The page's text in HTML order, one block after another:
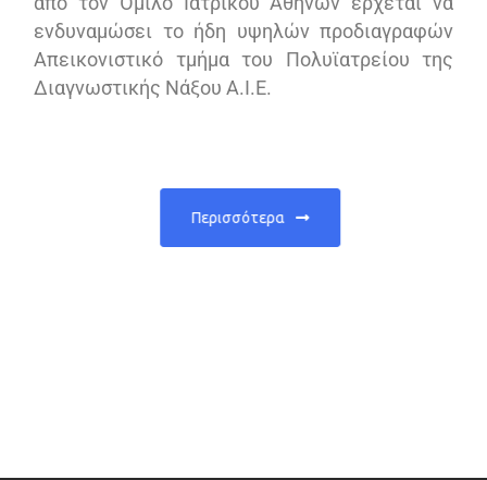
ενδυναμώσει το ήδη υψηλών προδιαγραφών
Απεικονιστικό τμήμα τoυ Πολυϊατρείου της
Διαγνωστικής Νάξου Α.Ι.Ε.
Περισσότερα